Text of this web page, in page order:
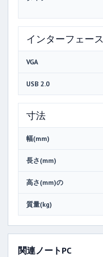
インターフェース
VGA
USB 2.0
寸法
幅(mm)
長さ(mm)
高さ(mm)の
質量(kg)
関連ノートPC